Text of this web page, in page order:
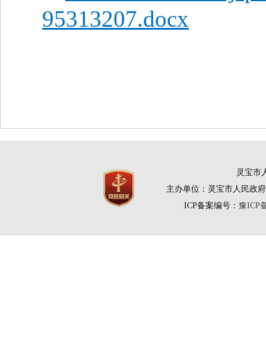
95313207.docx
灵宝市
主办单位：灵宝市人民政
ICP备案编号： 豫ICP